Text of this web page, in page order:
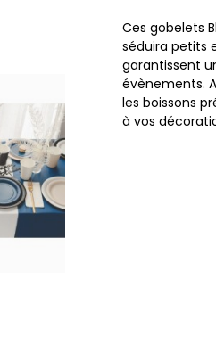
Ces gobelets
séduira petits
garantissent
évènements.
les boissons
à vos